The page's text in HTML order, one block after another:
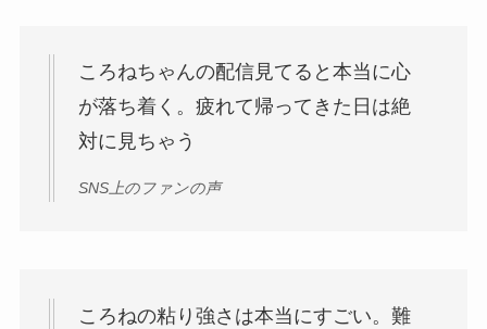
ころねちゃんの配信見てると本当に心
が落ち着く。疲れて帰ってきた日は絶
対に見ちゃう
SNS上のファンの声
ころねの粘り強さは本当にすごい。難